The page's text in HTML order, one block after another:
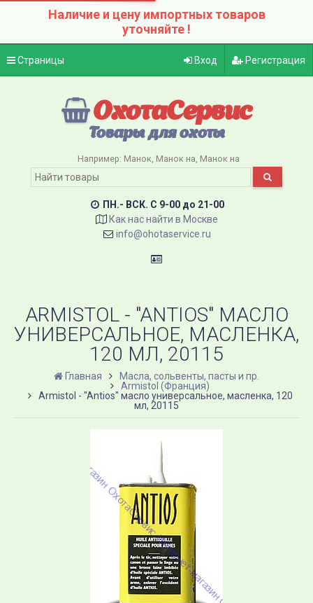
Наличие и цену импортных товаров
уточняйте !
Страницы Вход Регистрация
ОхотаСервис
Товары для охоты
Например: Манок Манок на Манок на
ПН.- ВСК. C 9-00 до 21-00
Как нас найти в Москве
info@ohotaservice.ru
ARMISTOL - "ANTIOS" МАСЛО
УНИВЕРСАЛЬНОЕ, МАСЛЕНКА,
120 МЛ, 20115
Главная
Масла, сольвенты, пасты и пр.
Armistol (Франция)
Armistol - "Antios" масло универсальное, масленка, 120
мл, 20115